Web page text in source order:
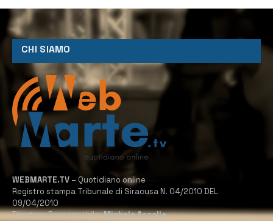
CHI SIAMO
WEBMARTE.TV – Quotidiano online
Registro stampa Tribunale di Siracusa N. 04/2010 DEL
09/04/2010
Direttore Responsabile:Michele Accolla